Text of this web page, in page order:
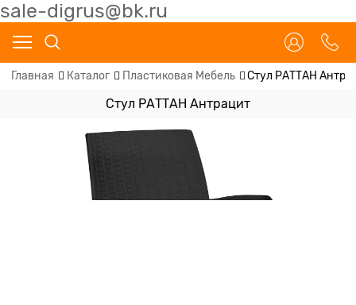
sale-digrus@bk.ru
Главная Каталог Пластиковая Мебель Стул РАТТАН
Стул РАТТАН Антрацит